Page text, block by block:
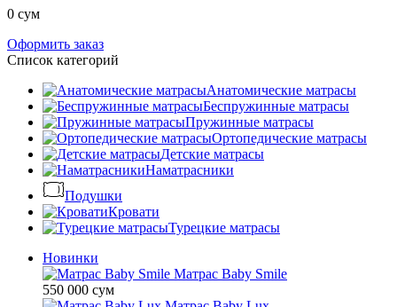
0 сум
Оформить заказ
Список категорий
Анатомические матрасы
Беспружинные матрасы
Пружинные матрасы
Ортопедические матрасы
Детские матрасы
Наматрасники
Подушки
Кровати
Турецкие матрасы
Новинки
Матрас Baby Smile
550 000 сум